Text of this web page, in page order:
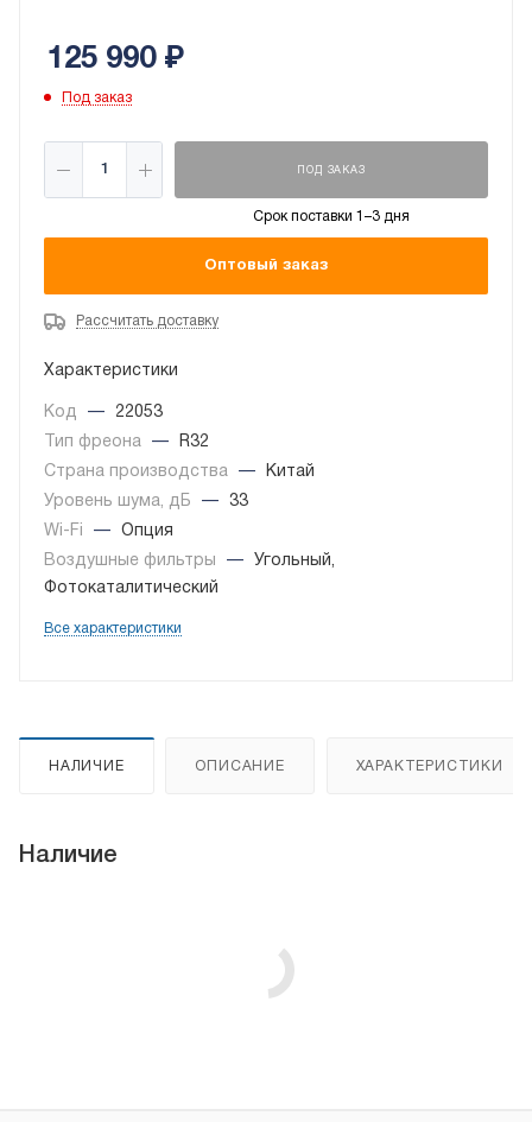
современного функционала.
125 990₽
Под заказ
ПОД ЗАКАЗ
Срок поставки 1–3 дня
Оптовый заказ
Рассчитать доставку
Характеристики
Код —
22053
Тип фреона
—
R32
Страна производства
—
Китай
Уровень шума, дБ
—
33
Wi-Fi
—
Опция
Воздушные фильтры
—
Угольный,
Фотокаталитический
Все характеристики
НАЛИЧИЕ ОПИСАНИЕ ХАРАКТЕРИСТИКИ
Наличие